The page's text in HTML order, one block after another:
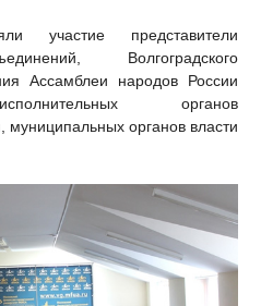
участие представители
Волгоградского
Ассамблеи народов России
органов
муниципальных органов власти